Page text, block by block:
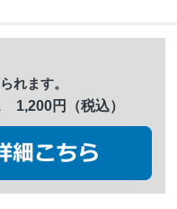
れます。
1,200円（税込）